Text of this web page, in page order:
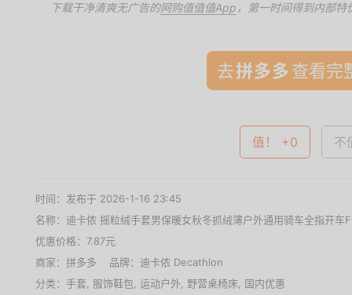
下载干净清爽无广告的网购值值值App ，第一时间得到内部特
去 查看完
值！ +0 不
时间：发布于 2026-1-16 23:45
名称： 迪卡侬 摇粒绒手套男保暖女秋冬抓绒薄户外通用骑车全指开车
优惠价格： 7.87元
商家： 拼多多 品牌： 迪卡侬 Decathlon
分类： 手套 服饰鞋包 运动户外 野营桌椅床 国内优惠